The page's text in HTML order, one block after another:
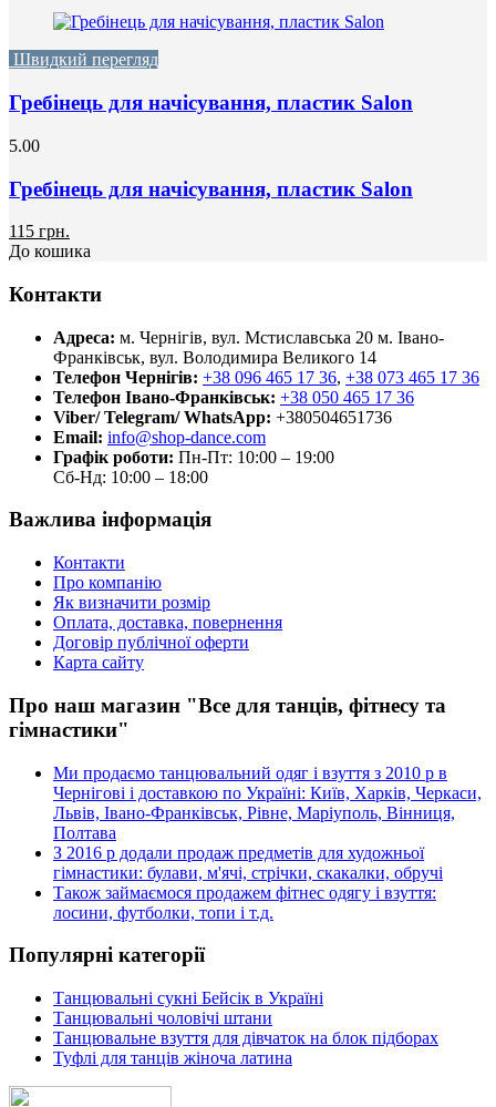
Швидкий перегляд
Гребінець для начісування, пластик Salon
5.00
Гребінець для начісування, пластик Salon
115 грн.
До кошика
Контакти
Адреса: м. Чернігів, вул. Мстиславська 20 м. Івано-
Франківськ, вул. Володимира Великого 14
Телефон Чернігів: +38 096 465 17 36, +38 073 465 17 36
Телефон Івано-Франківськ: +38 050 465 17 36
Viber/ Telegram/ WhatsApp: +380504651736
Email: info@shop-dance.com
Графік роботи: Пн-Пт: 10:00 – 19:00
Сб-Нд: 10:00 – 18:00
Важлива інформація
Контакти
Про компанію
Як визначити розмір
Оплата, доставка, повернення
Договір публічної оферти
Карта сайту
Про наш магазин "Все для танців, фітнесу та
гімнастики"
Ми продаємо танцювальний одяг і взуття з 2010 р в
Чернігові і доставкою по Україні: Київ, Харків, Черкаси,
Львів, Івано-Франківськ, Рівне, Маріуполь, Вінниця,
Полтава
З 2016 р додали продаж предметів для художньої
гімнастики: булави, м'ячі, стрічки, скакалки, обручі
Також займаємося продажем фітнес одягу і взуття:
лосини, футболки, топи і т.д.
Популярні категорії
Танцювальні сукні Бейсік в Україні
Танцювальні чоловічі штани
Танцювальне взуття для дівчаток на блок підборах
Туфлі для танців жіноча латина